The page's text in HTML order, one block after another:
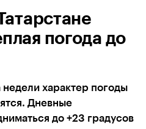
погода до
характер погоды
Дневные
до +23 градусов